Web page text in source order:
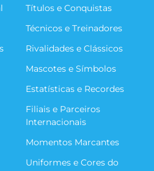
Títulos e Conquistas
Técnicos e Treinadores
Rivalidades e Clássicos
Mascotes e Símbolos
Estatísticas e Recordes
Filiais e Parceiros
Internacionais
Momentos Marcantes
Uniformes e Cores do